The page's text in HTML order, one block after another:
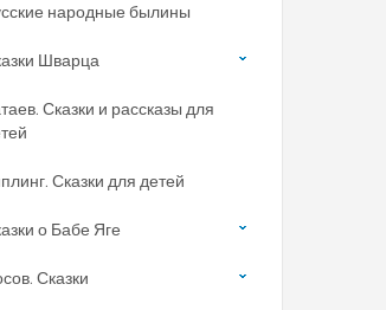
народные былины
Шварца
Сказки и рассказы для
Сказки для детей
о Бабе Яге
Сказки